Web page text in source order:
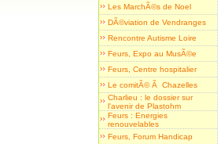
Les MarchÃ©s de Noel
DÃ©viation de Vendranges
Rencontre Autisme Loire
Feurs, Expo au MusÃ©e
Feurs, Centre hospitalier
Le comitÃ© Ã Chazelles
Charlieu : le dossier sur
l'avenir de Plastohm
Feurs : Energies
renouvelables
Feurs, Forum Handicap